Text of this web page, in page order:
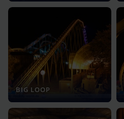
BIG LOOP